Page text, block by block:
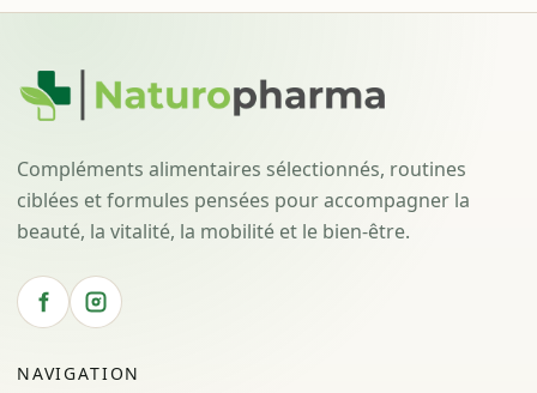
Compléments alimentaires sélectionnés, routines
ciblées et formules pensées pour accompagner la
beauté, la vitalité, la mobilité et le bien-être.
NAVIGATION